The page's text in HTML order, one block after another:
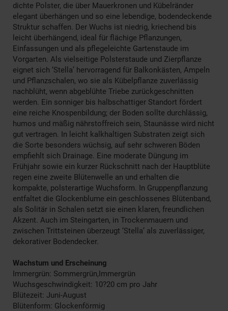
dichte Polster, die über Mauerkronen und Kübelränder
elegant überhängen und so eine lebendige, bodendeckende
Struktur schaffen. Der Wuchs ist niedrig, kriechend bis
leicht überhängend, ideal für flächige Pflanzungen,
Einfassungen und als pflegeleichte Gartenstaude im
Vorgarten. Als vielseitige Polsterstaude und Zierpflanze
eignet sich ‘Stella’ hervorragend für Balkonkästen, Ampeln
und Pflanzschalen, wo sie als Kübelpflanze zuverlässig
nachblüht, wenn abgeblühte Triebe zurückgeschnitten
werden. Ein sonniger bis halbschattiger Standort fördert
eine reiche Knospenbildung; der Boden sollte durchlässig,
humos und mäßig nährstoffreich sein, Staunässe wird nicht
gut vertragen. In leicht kalkhaltigen Substraten zeigt sich
die Sorte besonders wüchsig, auf sehr schweren Böden
empfiehlt sich Drainage. Eine moderate Düngung im
Frühjahr sowie ein kurzer Rückschnitt nach der Hauptblüte
regen eine zweite Blütenwelle an und erhalten die
kompakte, polsterartige Wuchsform. In Gruppenpflanzung
entfaltet die Glockenblume ein geschlossenes Blütenband,
als Solitär in Schalen setzt sie einen klaren, freundlichen
Akzent. Auch im Steingarten, in Trockenmauern und
zwischen Trittsteinen überzeugt ‘Stella’ als zuverlässiger,
dekorativer Bodendecker.
Wachstum und Erscheinung
Immergrün: Sommergrün,Immergrün
Wuchsgeschwindigkeit: 10?20 cm pro Jahr
Blütezeit: Juni-August
Blütenform: Glockenförmig